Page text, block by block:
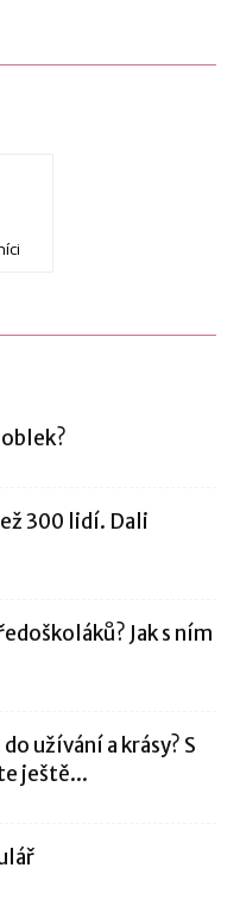
300 lidí. Dali
Jak s ním
užívání a krásy? S
ještě...